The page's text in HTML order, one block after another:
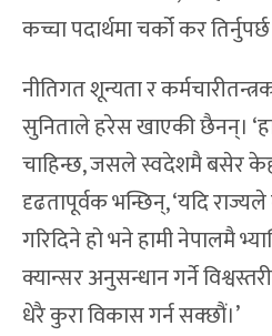
कच्चा पदार्थमा चर्को कर
नीतिगत शून्यता र
सुनिताले हरेस खाएकी छैनन्।
चाहिन्छ, जसले स्वदेशमै बसेर केही
दृढतापूर्वक भन्छिन्, ‘यदि राज्यले
गरिदिने हो भने हामी नेपालमै
क्यान्सर अनुसन्धान गर्ने
धेरै कुरा विकास गर्न सक्छौं।’